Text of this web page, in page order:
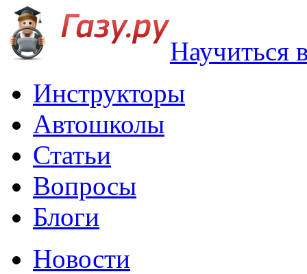
Научиться
Инструкторы
Автошколы
Статьи
Вопросы
Блоги
Новости